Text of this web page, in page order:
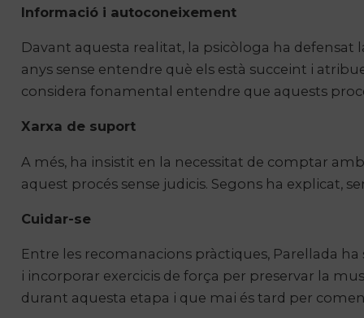
Informació i autoconeixement
Davant aquesta realitat, la psicòloga ha
anys sense entendre què els està succeint i
considera fonamental entendre que aquests
Xarxa de suport
A més, ha insistit en la necessitat de comptar
aquest procés sense judicis. Segons ha explicat,
Cuidar-se
Entre les recomanacions pràctiques, Parellada
i incorporar exercicis de força per preservar la
durant aquesta etapa i que mai és tard per